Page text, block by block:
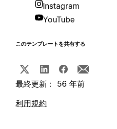
Instagram
YouTube
このテンプレートを共有する
最終更新： 56 年前
利用規約